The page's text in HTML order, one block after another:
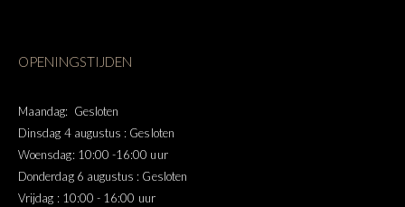
OPENINGSTIJDEN
Maandag: Gesloten
Dinsdag 4 augustus : Gesloten
Woensdag: 10:00 -16:00 uur
Donderdag 6 augustus : Gesloten
Vrijdag : 10:00 - 16:00 uur